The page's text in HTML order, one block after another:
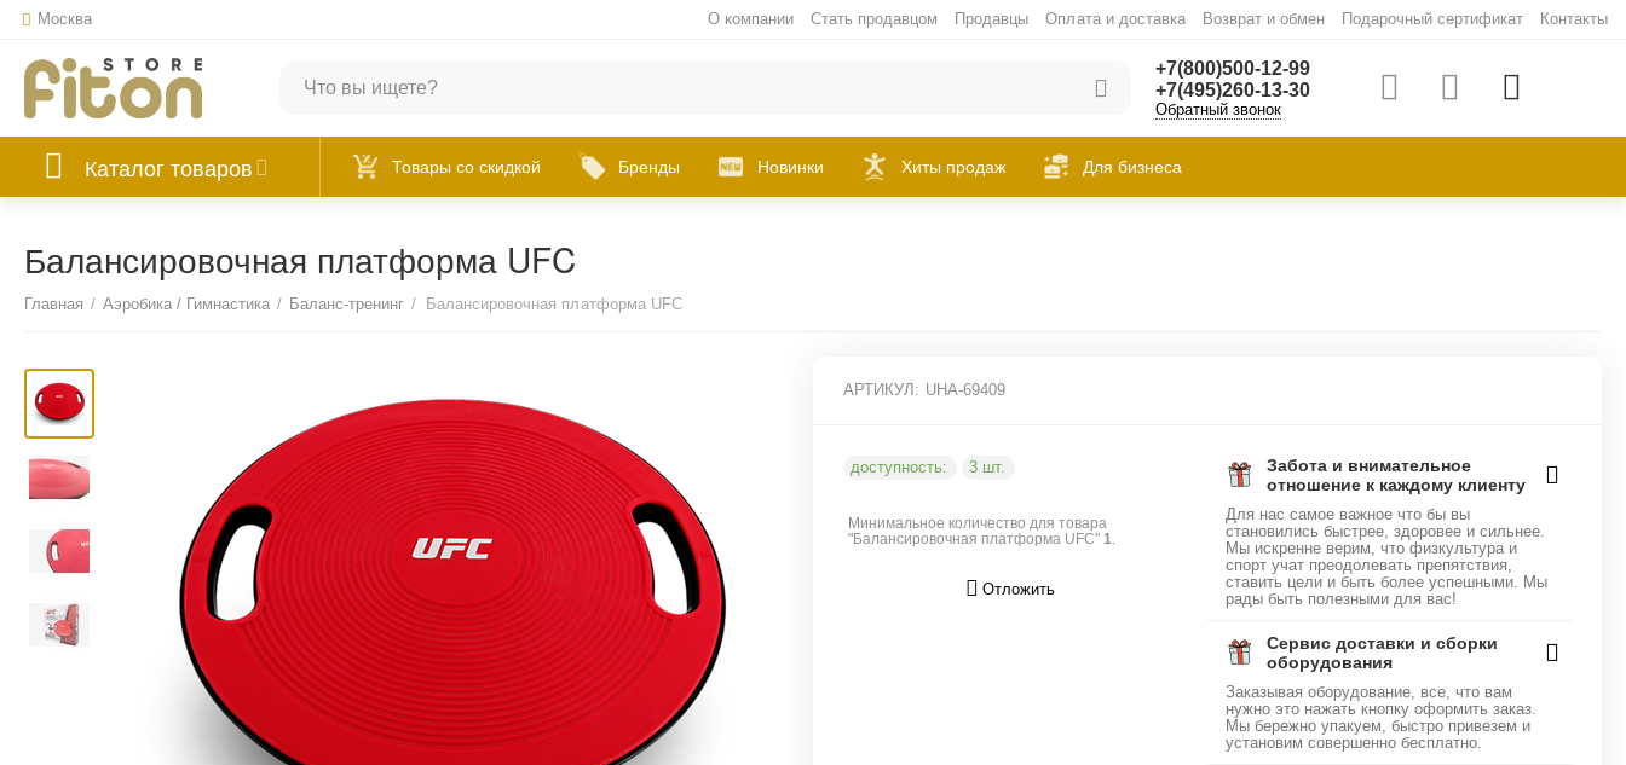
Москва О компании Стать продавцом Продавцы Оплата и доставка Возврат и обмен Подарочный сертификат Контакты
+7(800)500-12-99
+7(495)260-13-30
Обратный звонок
Каталог товаров Товары со скидкой Бренды Новинки Хиты продаж Для бизнеса
Балансировочная платформа UFC
Главная / Аэробика / Гимнастика / Баланс-тренинг / Балансировочная платформа UFC
АРТИКУЛ: UHA-69409
доступность: 3 шт.
Минимальное количество для товара
"Балансировочная платформа UFC"1.
Отложить
Забота и внимательное
отношение к каждому клиенту
Для нас самое важное что бы вы
становились быстрее, здоровее и сильнее.
Мы искренне верим, что физкультура и
спорт учат преодолевать препятствия,
ставить цели и быть более успешными. Мы
рады быть полезными для вас!
Сервис доставки и сборки
оборудования
Заказывая оборудование, все, что вам
нужно это нажать кнопку оформить заказ.
Мы бережно упакуем, быстро привезем и
установим совершенно бесплатно.